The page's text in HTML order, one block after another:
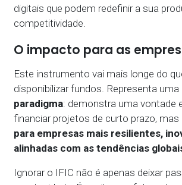
digitais que podem redefinir a sua
competitividade.
O impacto para as
Este instrumento vai mais longe do
disponibilizar fundos. Representa uma
paradigma: demonstra uma vontade
financiar projetos de curto prazo, mas
para empresas mais resilientes,
alinhadas com as tendências
Ignorar o IFIC não é apenas deixar